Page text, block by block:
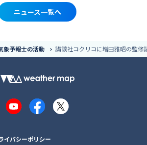
ニュース一覧へ
象予報士の活動 講談社コクリコに増田雅昭の監修
YouTubeFacebook
X
イバシーポリシー